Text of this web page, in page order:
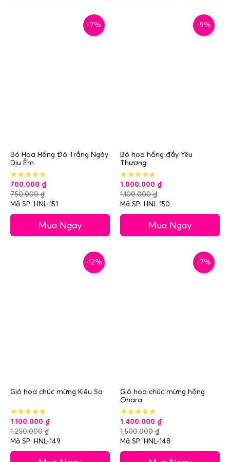
-7%
Bó Hoa Hồng Đỏ Trắng Ngày
Dịu Êm
700.000 ₫
750.000₫
Mã SP: HNL-151
Mua Ngay
-9%
Bó hoa hồng đầy Yêu
Thương
1.000.000 ₫
1.100.000₫
Mã SP: HNL-150
Mua Ngay
-12%
Giỏ hoa chúc mừng Kiêu Sa
1.100.000 ₫
1.250.000₫
Mã SP: HNL-149
-7%
Giỏ hoa chúc mừng hồng
Ohara
1.400.000 ₫
1.500.000₫
Mã SP: HNL-148